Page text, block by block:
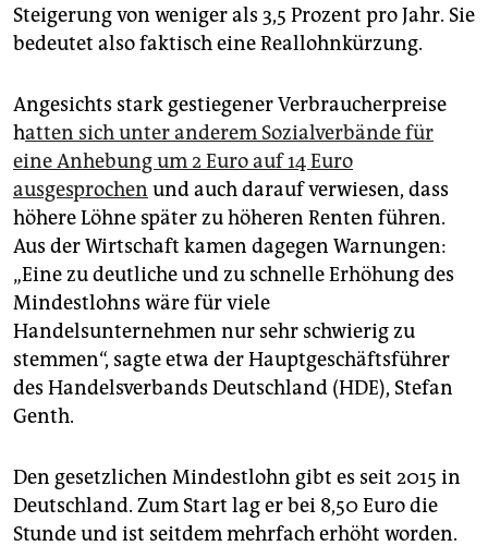
Steigerung von weniger als 3,5 Prozent pro Jahr. Sie
bedeutet also faktisch eine Reallohnkürzung.
Angesichts stark gestiegener Verbraucherpreise
hatten sich unter anderem Sozialverbände für
eine Anhebung um 2 Euro auf 14 Euro
ausgesprochen und auch darauf verwiesen, dass
höhere Löhne später zu höheren Renten führen.
Aus der Wirtschaft kamen dagegen Warnungen:
„Eine zu deutliche und zu schnelle Erhöhung des
Mindestlohns wäre für viele
Handelsunternehmen nur sehr schwierig zu
stemmen“, sagte etwa der Hauptgeschäftsführer
des Handelsverbands Deutschland (HDE), Stefan
Genth.
Den gesetzlichen Mindestlohn gibt es seit 2015 in
Deutschland. Zum Start lag er bei 8,50 Euro die
Stunde und ist seitdem mehrfach erhöht worden.